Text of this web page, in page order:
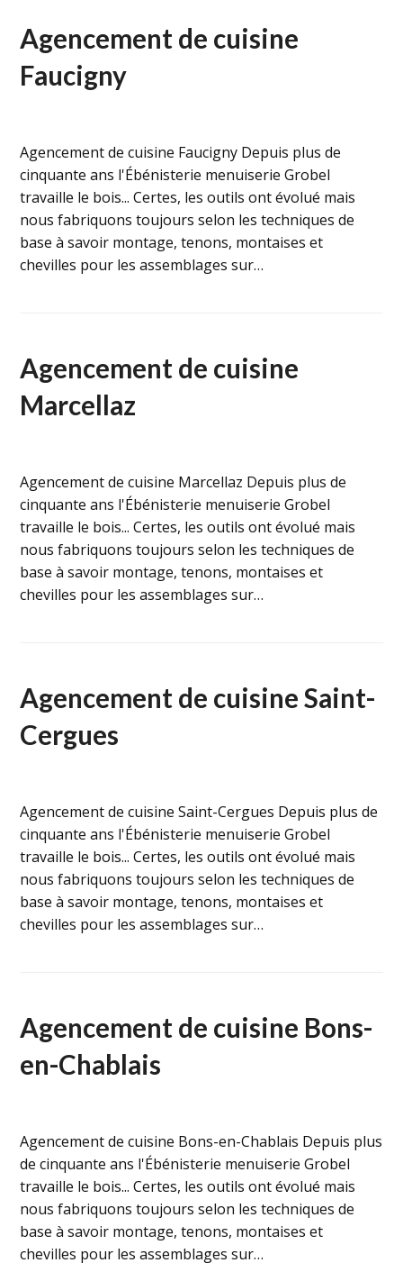
Agencement de cuisine
Faucigny
Agencement de cuisine Faucigny Depuis plus de
cinquante ans l'Ébénisterie menuiserie Grobel
travaille le bois... Certes, les outils ont évolué mais
nous fabriquons toujours selon les techniques de
base à savoir montage, tenons, montaises et
chevilles pour les assemblages sur…
Agencement de cuisine
Marcellaz
Agencement de cuisine Marcellaz Depuis plus de
cinquante ans l'Ébénisterie menuiserie Grobel
travaille le bois... Certes, les outils ont évolué mais
nous fabriquons toujours selon les techniques de
base à savoir montage, tenons, montaises et
chevilles pour les assemblages sur…
Agencement de cuisine Saint-
Cergues
Agencement de cuisine Saint-Cergues Depuis plus de
cinquante ans l'Ébénisterie menuiserie Grobel
travaille le bois... Certes, les outils ont évolué mais
nous fabriquons toujours selon les techniques de
base à savoir montage, tenons, montaises et
chevilles pour les assemblages sur…
Agencement de cuisine Bons-
en-Chablais
Agencement de cuisine Bons-en-Chablais Depuis plus
de cinquante ans l'Ébénisterie menuiserie Grobel
travaille le bois... Certes, les outils ont évolué mais
nous fabriquons toujours selon les techniques de
base à savoir montage, tenons, montaises et
chevilles pour les assemblages sur…